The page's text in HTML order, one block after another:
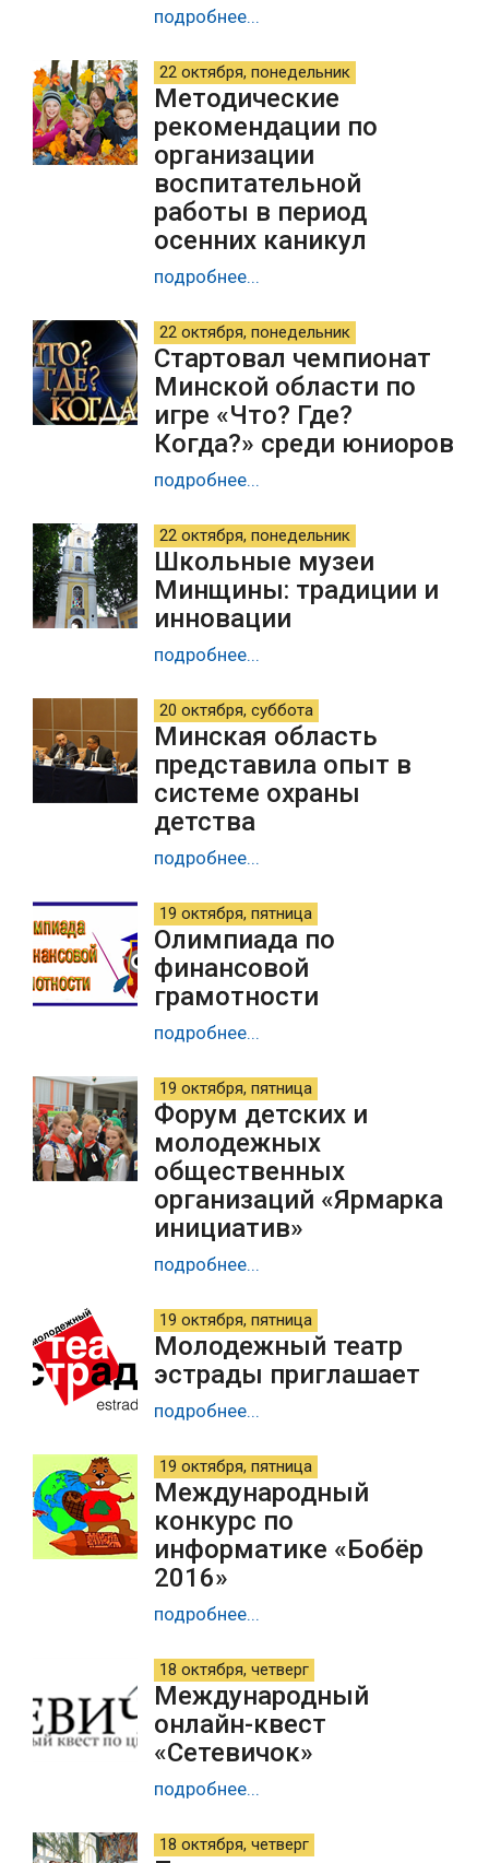
подробнее...
22 октября, понедельник
Методические
рекомендации по
организации
воспитательной
работы в период
осенних каникул
подробнее...
22 октября, понедельник
Стартовал чемпионат
Минской области по
игре «Что? Где?
Когда?» среди юниоров
подробнее...
22 октября, понедельник
Школьные музеи
Минщины: традиции и
инновации
подробнее...
20 октября, суббота
Минская область
представила опыт в
системе охраны
детства
подробнее...
19 октября, пятница
Олимпиада по
финансовой
грамотности
подробнее...
19 октября, пятница
Форум детских и
молодежных
общественных
организаций «Ярмарка
инициатив»
подробнее...
19 октября, пятница
Молодежный театр
эстрады приглашает
подробнее...
19 октября, пятница
Международный
конкурс по
информатике «Бобёр
2016»
подробнее...
18 октября, четверг
Международный
онлайн-квест
«Сетевичок»
подробнее...
18 октября, четверг